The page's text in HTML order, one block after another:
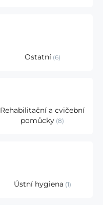
Ostatní 6
Rehabilitační a cvičební
pomůcky 8
Ústní hygiena 1